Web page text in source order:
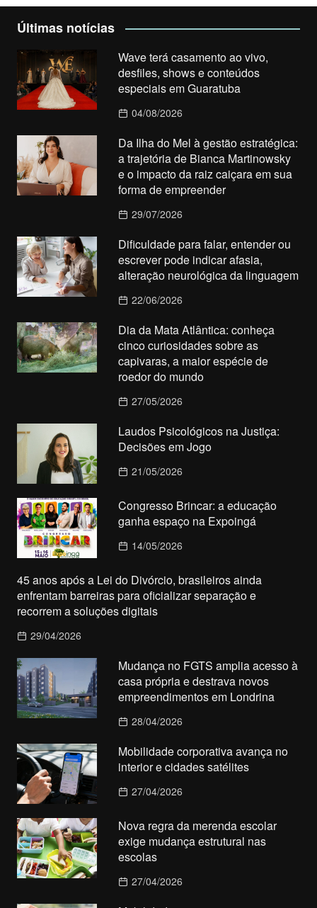
Últimas notícias
Wave terá casamento ao vivo,
desfiles, shows e conteúdos
especiais em Guaratuba
04/08/2026
Da Ilha do Mel à gestão estratégica:
a trajetória de Bianca Martinowsky
e o impacto da raiz caiçara em sua
forma de empreender
29/07/2026
Dificuldade para falar, entender ou
escrever pode indicar afasia,
alteração neurológica da linguagem
22/06/2026
Dia da Mata Atlântica: conheça
cinco curiosidades sobre as
capivaras, a maior espécie de
roedor do mundo
27/05/2026
Laudos Psicológicos na Justiça:
Decisões em Jogo
21/05/2026
Congresso Brincar: a educação
ganha espaço na Expoingá
14/05/2026
45 anos após a Lei do Divórcio, brasileiros ainda
enfrentam barreiras para oficializar separação e
recorrem a soluções digitais
29/04/2026
Mudança no FGTS amplia acesso à
casa própria e destrava novos
empreendimentos em Londrina
28/04/2026
Mobilidade corporativa avança no
interior e cidades satélites
27/04/2026
Nova regra da merenda escolar
exige mudança estrutural nas
escolas
27/04/2026